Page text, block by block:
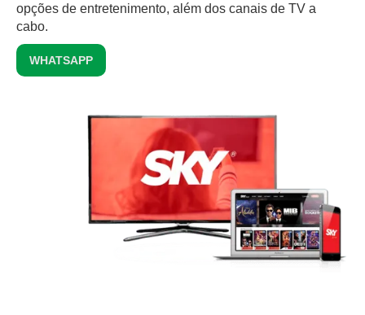
opções de entretenimento, além dos canais de TV a
cabo.
WHATSAPP